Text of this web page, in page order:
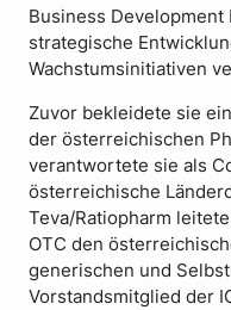
Business
strategische
Wachstumsinitiativen
Zuvor bekleidete sie
der österreichischen
verantwortete sie als
österreichische
Teva/Ratiopharm
OTC den
generischen und
Vorstandsmitglied der